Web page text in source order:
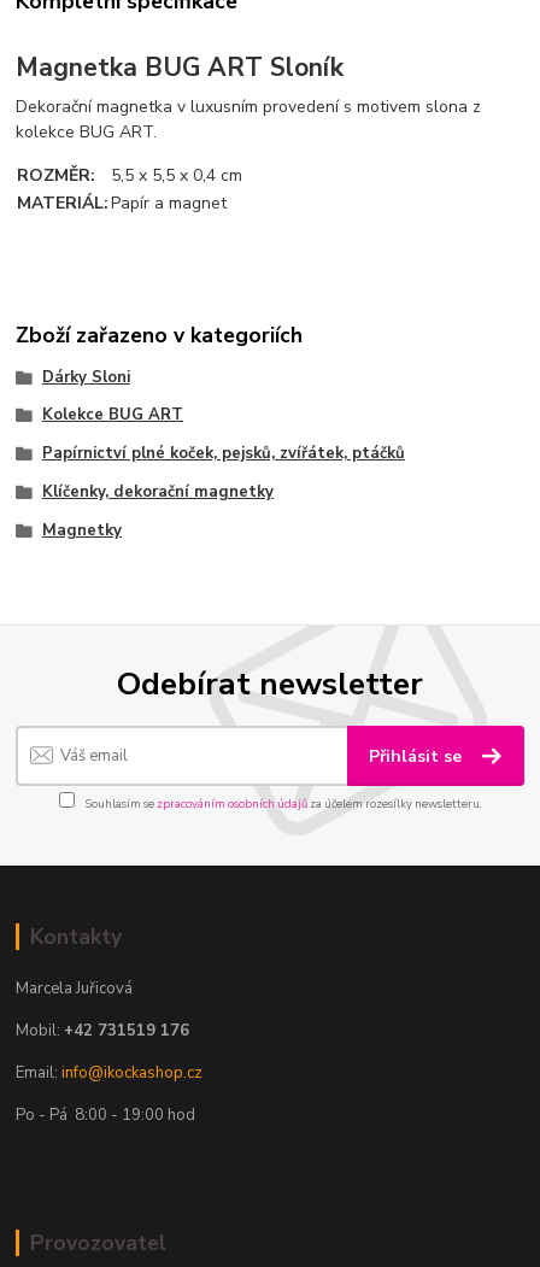
Magnetka BUG ART Sloník
Dekorační magnetka v luxusním provedení s motivem slona z
kolekce BUG ART.
ROZMĚR:
5,5 x 5,5 x 0,4 cm
MATERIÁL:Papír a magnet
Zboží zařazeno v kategoriích
Dárky Sloni
Kolekce BUG ART
Papírnictví plné koček, pejsků, zvířátek, ptáčků
Klíčenky, dekorační magnetky
Magnetky
Odebírat newsletter
Přihlásit se
Souhlasím se zpracováním osobních údajůza účelem rozesílky newsletteru.
Kontakty
Marcela Juřicová
Mobil: +42 731519 176
Email:info@ikockashop.cz
Po - Pá 8:00 - 19:00 hod
Provozovatel